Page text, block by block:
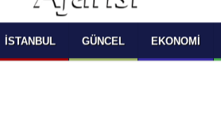
SELECT LANGUAGE YOU
OKUMAK İSTEDİĞİNİZ
İSTANBUL GÜNCEL EKONOMI